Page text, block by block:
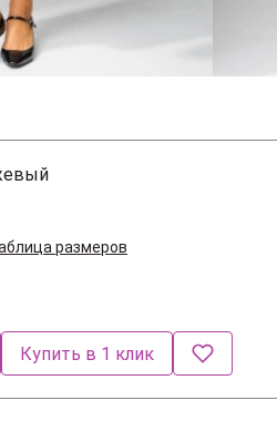
размеров
Купить в 1 клик